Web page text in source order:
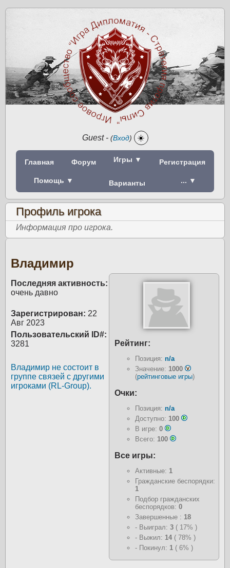
Guest- (Вход) ☀️
Главная Форум Игры ▼ Регистрация
Помощь ▼ Варианты ... ▼
Профиль игрока
Информация про игрока.
Владимир
Рейтинг:
Позиция: n/a
Значение: 1000
(рейтинговые игры)
Очки:
Позиция: n/a
Доступно: 100
В игре: 0
Всего: 100
Все игры:
Активные: 1
Гражданские беспорядки:
1
Подбор гражданских
беспорядков: 0
Завершенные : 18
- Выиграл: 3 ( 17% )
- Выжил: 14 ( 78% )
- Покинул: 1 ( 6% )
Последняя активность:
очень давно
Зарегистрирован: 22
Авг 2023
Пользовательский ID#:
3281
Владимир не состоит в
группе связей с другими
игроками (RL-Group).